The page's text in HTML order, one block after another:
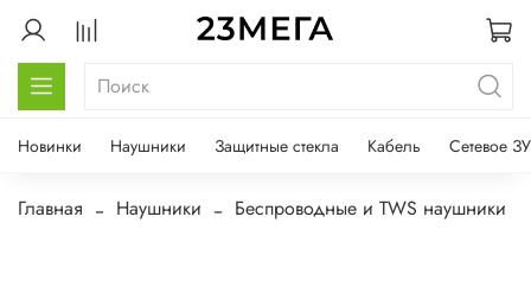
Новинки Наушники Защитные стекла Кабель Сетевое ЗУ
Главная Наушники Беспроводные и TWS наушники